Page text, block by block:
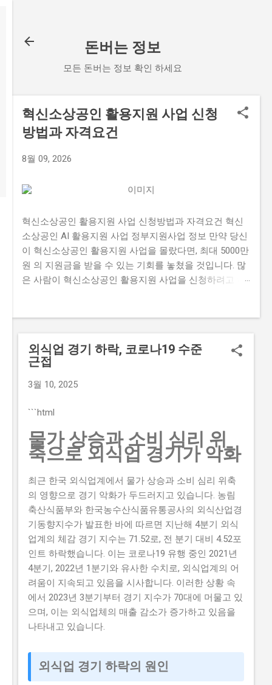
돈버는 정보
모든 돈버는 정보 확인 하세요
혁신소상공인 활용지원 사업 신청
방법과 자격요건
8월 09, 2026
혁신소상공인 활용지원 사업 신청방법과 자격요건 혁신
소상공인 AI 활용지원 사업 정부지원사업 정보 만약 당신
이 혁신소상공인 활용지원 사업을 몰랐다면, 최대 5000만
원 의 지원금을 받을 수 있는 기회를 놓쳤을 것입니다. 많
은 사람이 혁신소상공인 활용지원 사업을 신청하려고 하
신소상공인 활용지원 사업의 신청 자격과 준비물, 지원 내
용과 실제 혜택, 단계별 신청 방법, 탈락하는 이유와 합격
전략 등에 대한 모든 것을 알려드리겠습니다. 또한, 실제
으로, 합격 전략과 자격요건에 대한 팁을 제공해드리겠습
있을까? 신청 자격과 준비물 지원 내용과 실제 혜택 단계
별 신청 방법 탈락하는 이유와 합격 전략 이 사업, 정말 받
경쟁률 혁신소상공인 활용지원 사업은 중소벤처기업부
에서 주관하는 지원 사업으로, 중소기업 및 소상공인들이
기술을 활용하여 경쟁력을 높일 수 있도록 지원하는 사업
입니다. 본 사업은 연간 500억 원 의 지원금을 대상으로,
총 1000개 의이 선정되며, 경쟁률은 약 10:1 정도로 높습
니다. 유사 사업과 비교 (예비 초기 등 구체적 차이점) 본
사업은 유사 사업으로 예비 창업자들을 대상으로 하는 예
비 창업자 지원 사업 과 초기 창업자를 대상으로 하는 초
기 창업자 지원 사업 이 있습니다. 본 사업과 예비 창업자
지원 사업의 차이점은 지원 대상과 지원 금액입니다. 본
사업은 이미인 중소기업 및 소상공인을 대상으로 최대
외식업 경기 하락, 코로나19 수준
근접
3월 10, 2025
```html
물가 상승과 소비 심리 위
축으로 외식업 경기가 악화
최근 한국 외식업계에서 물가 상승과 소비 심리 위축
의 영향으로 경기 악화가 두드러지고 있습니다. 농림
축산식품부와 한국농수산식품유통공사의 외식산업경
기동향지수가 발표한 바에 따르면 지난해 4분기 외식
업계의 체감 경기 지수는 71.52로, 전 분기 대비 4.52포
인트 하락했습니다. 이는 코로나19 유행 중인 2021년
4분기, 2022년 1분기와 유사한 수치로, 외식업계의 어
려움이 지속되고 있음을 시사합니다. 이러한 상황 속
에서 2023년 3분기부터 경기 지수가 70대에 머물고 있
으며, 이는 외식업체의 매출 감소가 증가하고 있음을
나타내고 있습니다.
외식업 경기 하락의 원인